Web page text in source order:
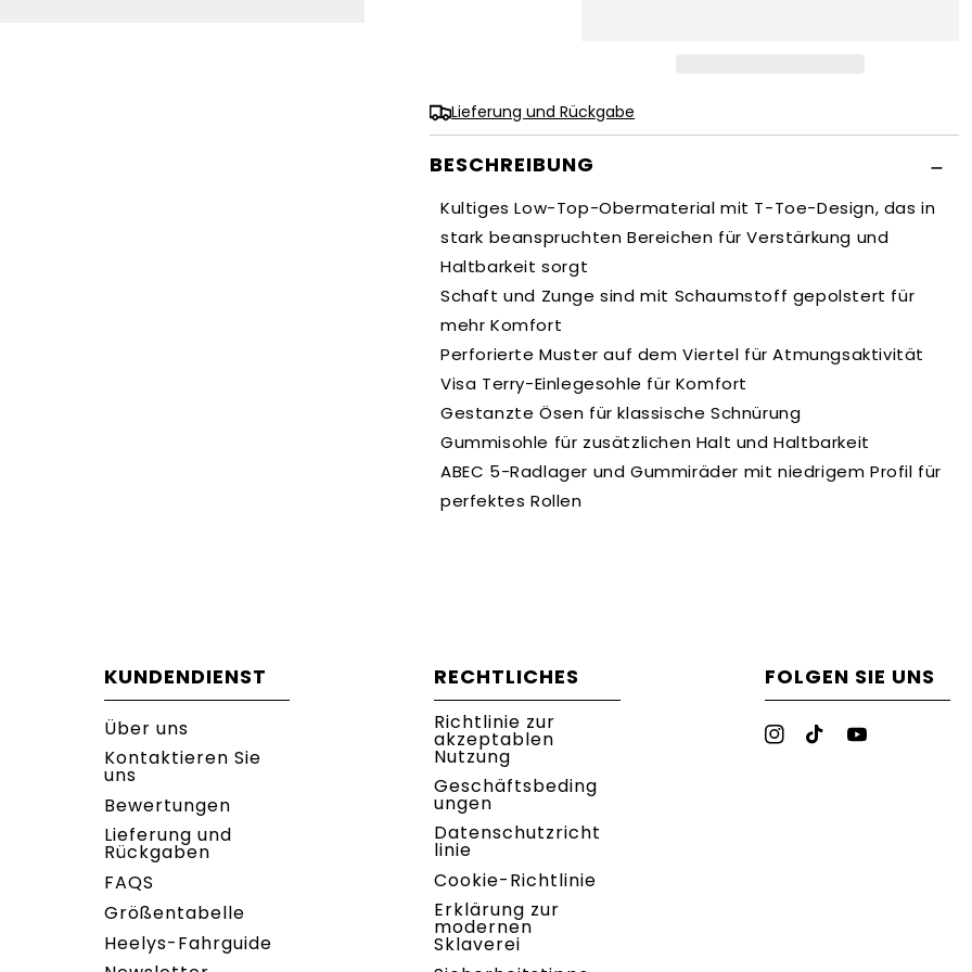
Lieferung und Rückgabe
BESCHREIBUNG
Kultiges Low-Top-Obermaterial mit T-Toe-Design, das in
stark beanspruchten Bereichen für Verstärkung und
Haltbarkeit sorgt
Schaft und Zunge sind mit Schaumstoff gepolstert für
mehr Komfort
Perforierte Muster auf dem Viertel für Atmungsaktivität
Visa Terry-Einlegesohle für Komfort
Gestanzte Ösen für klassische Schnürung
Gummisohle für zusätzlichen Halt und Haltbarkeit
ABEC 5-Radlager und Gummiräder mit niedrigem Profil für
perfektes Rollen
KUNDENDIENST
Über uns
Kontaktieren Sie
uns
Bewertungen
Lieferung und
Rückgaben
FAQS
Größentabelle
Heelys-Fahrguide
RECHTLICHES
Richtlinie zur
akzeptablen
Nutzung
Geschäftsbeding
ungen
Datenschutzricht
linie
Cookie-Richtlinie
Erklärung zur
modernen
Sklaverei
FOLGEN SIE UNS
Instagram
TikTokYouTube